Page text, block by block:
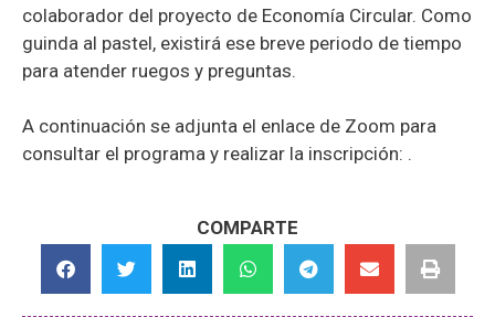
colaborador del proyecto de Economía Circular. Como
guinda al pastel, existirá ese breve periodo de tiempo
para atender ruegos y preguntas.
A continuación se adjunta el enlace de Zoom para
consultar el programa y realizar la inscripción: .
COMPARTE